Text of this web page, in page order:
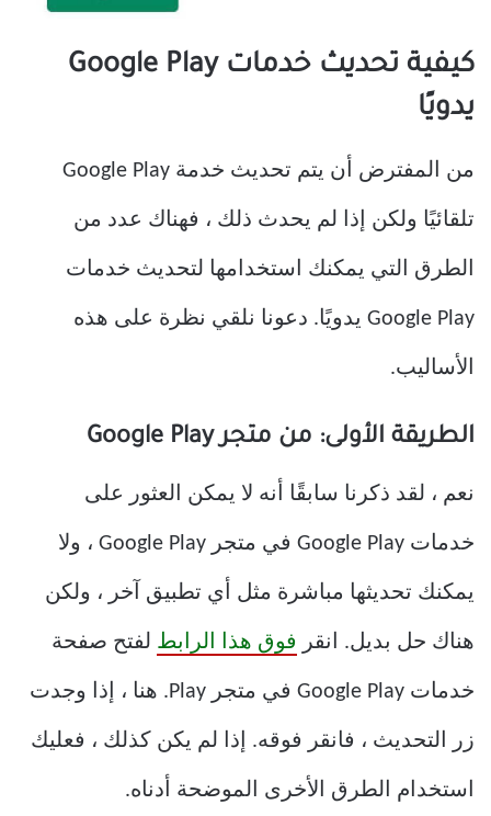
كيفية تحديث خدمات Google Play
يدويًا
من المفترض أن يتم تحديث خدمة Google Play
تلقائيًا ولكن إذا لم يحدث ذلك ، فهناك عدد من
الطرق التي يمكنك استخدامها لتحديث خدمات
Google Play يدويًا. دعونا نلقي نظرة على هذه
الأساليب.
الطريقة الأولى: من متجر Google Play
نعم ، لقد ذكرنا سابقًا أنه لا يمكن العثور على
خدمات Google Play في متجر Google Play ، ولا
يمكنك تحديثها مباشرة مثل أي تطبيق آخر ، ولكن
هناك حل بديل. انقر فوق هذا الرابط لفتح صفحة
خدمات Google Play في متجر Play. هنا ، إذا وجدت
زر التحديث ، فانقر فوقه. إذا لم يكن كذلك ، فعليك
استخدام الطرق الأخرى الموضحة أدناه.